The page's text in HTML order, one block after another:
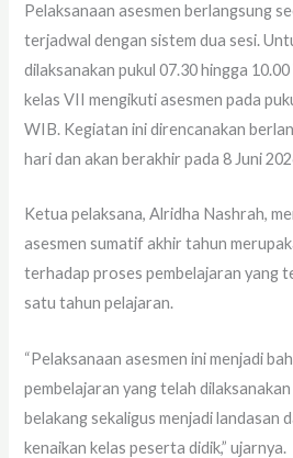
Pelaksanaan asesmen berlangsung
terjadwal dengan sistem dua sesi.
dilaksanakan pukul 07.30 hingga
kelas VII mengikuti asesmen pada
WIB. Kegiatan ini direncanakan
hari dan akan berakhir pada 8 Juni
Ketua pelaksana, Alridha Nashrah,
asesmen sumatif akhir tahun
terhadap proses pembelajaran yang
satu tahun pelajaran.
“Pelaksanaan asesmen ini menjadi
pembelajaran yang telah
belakang sekaligus menjadi landasan
kenaikan kelas peserta didik,” ujarnya.